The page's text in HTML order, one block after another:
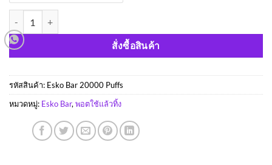
สั่งซื้อสินค้า
รหัสสินค้า: Esko Bar 20000 Puffs
หมวดหมู่: Esko Bar, พอตใช้แล้วทิ้ง